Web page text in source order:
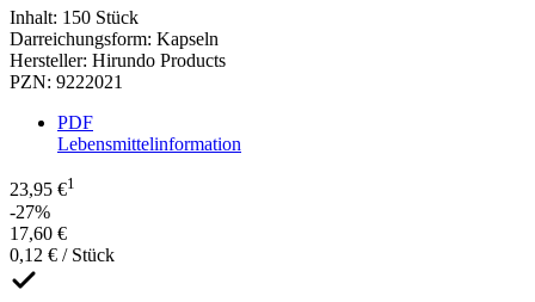
Inhalt: 150 Stück
Darreichungsform: Kapseln
Hersteller: Hirundo Products
PZN: 9222021
PDF
Lebensmittelinformation
23,95 €1
-27%
17,60 €
0,12 € / Stück